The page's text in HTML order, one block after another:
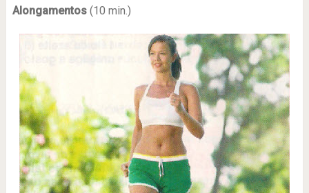
Alongamentos(10 min.)